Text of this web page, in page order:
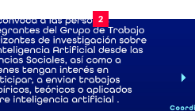
2